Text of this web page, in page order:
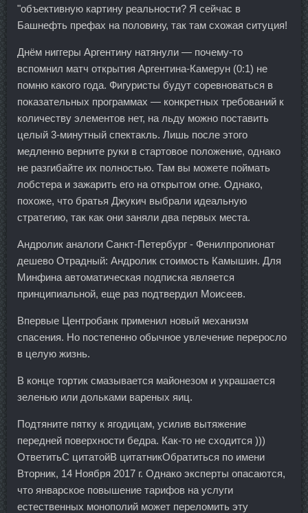
"объективную картину реальности? Я сейчас в
Башнефть префах на половину, так там схожая ситуция!
Днём ниггеры Аргентину натянули — почему-то
вспомнил матч открытия Аргентина-Камерун (0:1) не
помню какого года. Фигуристы будут соревноваться в
показательных программах — конкретных требований к
количеству элементов нет, на льду можно поставить
целый 3-минутный спектакль. Лишь после этого
медленно верните руки в стартовое положение, однако
не разгибайте их полностью. Там вы можете поймать
лобстера и зажарить его на открытом огне. Однако,
похоже, что братья Джукич выбрали идеальную
стратегию, так как они заняли два первых места.
Андролик аналоги Санкт-Петербург - Фенилпропионат
дешево Отрадный: Андролик стоимость Камышин. Для
Минфина автоматическая подписка является
принципиальной, еще раз подтвердил Моисеев.
Впервые Центробанк применил новый механизм
спасения. Но постепенно обычное увлечение переросло
в целую жизнь.
В конце тортик смазывается майонезом и украшается
зеленью или дольками вареных яиц.
Подтяните пятку к ягодицам, усилив вытяжение
передней поверхности бедра. Как-то не сходится )))
ОтветитьС цитатойВ цитатникОбратиться по имени
Вторник, 14 Ноября 2017 г. Однако эксперты опасаются,
что январское повышение тарифов на услуги
естественных монополий может переломить эту